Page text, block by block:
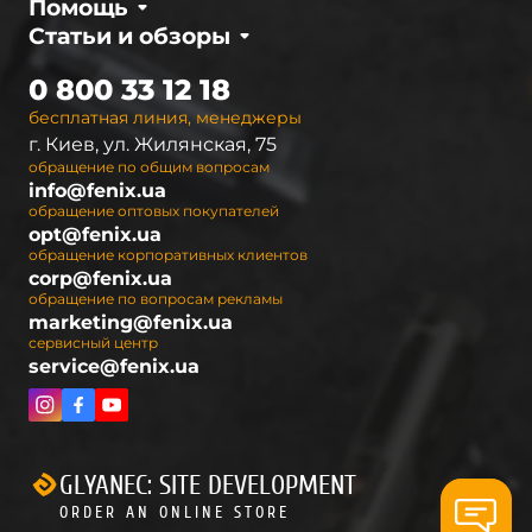
приборам в показателях яркости и
долговечности. Благодаря тому, что все
располагаются в одном корпусе, такие фонари
подходят для эксплуатации во время занятий
спортом и выполнения бытовых задач.
Основная часть фонарей данной линейки
оснащена пластиковым корпусом. Они
совместимы с элементами питания разного
типа:
АА;
ААА;
CR123A;
Рекомендации по выбору элементов питания,
их количество и расчетное время работы
Статьи и обзоры
Помощь
бесплатная линия, менеджеры
0 800 33 12 18
г. Киев, ул. Жилянская, 75
обращение по общим вопросам
info@fenix.ua
обращение оптовых покупателей
opt@fenix.ua
обращение корпоративных клиентов
corp@fenix.ua
обращение по вопросам рекламы
marketing@fenix.ua
сервисный центр
service@fenix.ua
GLYANEC: SITE DEVELOPMENT
ORDER AN ONLINE STORE